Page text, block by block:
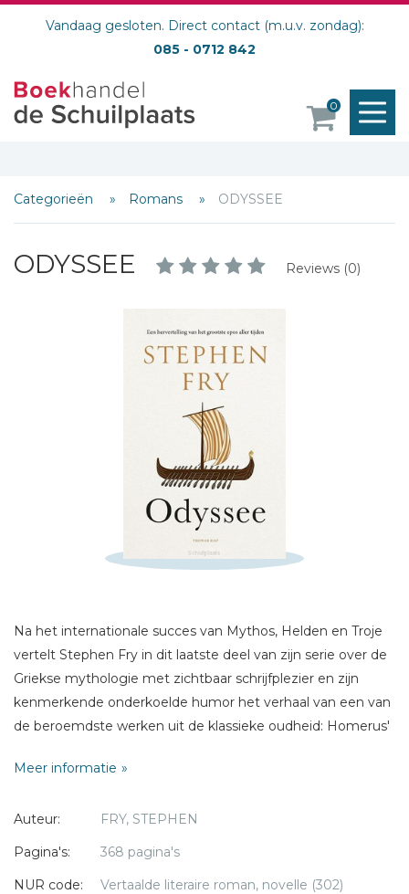
Vandaag gesloten. Direct contact (m.u.v. zondag):
085 - 0712 842
0
Categorieën Romans ODYSSEE
ODYSSEE Reviews (0)
Na het internationale succes van Mythos, Helden en Troje
vertelt Stephen Fry in dit laatste deel van zijn serie over de
Griekse mythologie met zichtbaar schrijfplezier en zijn
kenmerkende onderkoelde humor het verhaal van een van
de beroemdste werken uit de klassieke oudheid: Homerus'
Troje heeft verlaten. Tien lange jaren is hij onderweg naar
Onderweg vecht hij tegen monsters, moet hij verleidingen
van godinnen weerstaan en lijdt hij onder de vloek van
Meer informatie
Auteur:
FRY, STEPHEN
Pagina's:
368 pagina's
NUR code:
Vertaalde literaire roman, novelle (302)
Schrijf hieronder je review!
Titel *
* = verplicht